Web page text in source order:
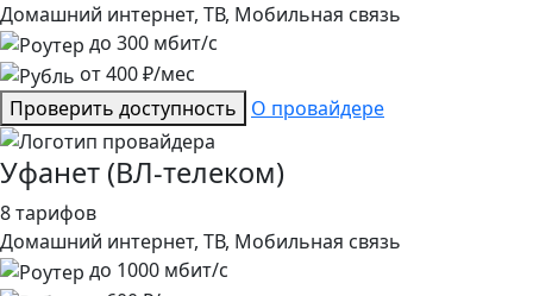
Домашний интернет, ТВ, Мобильная связь
до 300 мбит/с
от400₽/мес
Проверить доступность
О провайдере
Уфанет (ВЛ-телеком)
8 тарифов
Домашний интернет, ТВ, Мобильная связь
до 1000 мбит/с